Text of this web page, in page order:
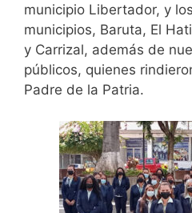
municipio Libertador, y
municipios, Baruta, El
y Carrizal, además de
públicos, quienes
Padre de la Patria.